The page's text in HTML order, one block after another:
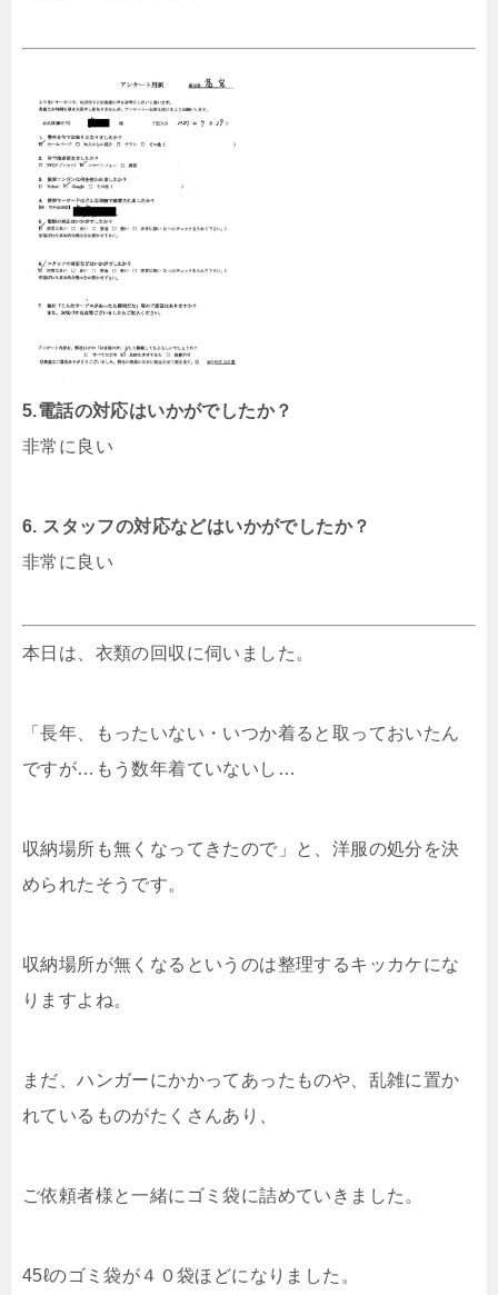
5.電話の対応はいかがでしたか？
非常に良い
6. スタッフの対応などはいかがでしたか？
非常に良い
本日は、衣類の回収に伺いました。
「長年、もったいない・いつか着ると取っておいたん
ですが…もう数年着ていないし…
収納場所も無くなってきたので」と、洋服の処分を決
められたそうです。
収納場所が無くなるというのは整理するキッカケにな
りますよね。
まだ、ハンガーにかかってあったものや、乱雑に置か
れているものがたくさんあり、
ご依頼者様と一緒にゴミ袋に詰めていきました。
45ℓのゴミ袋が４０袋ほどになりました。